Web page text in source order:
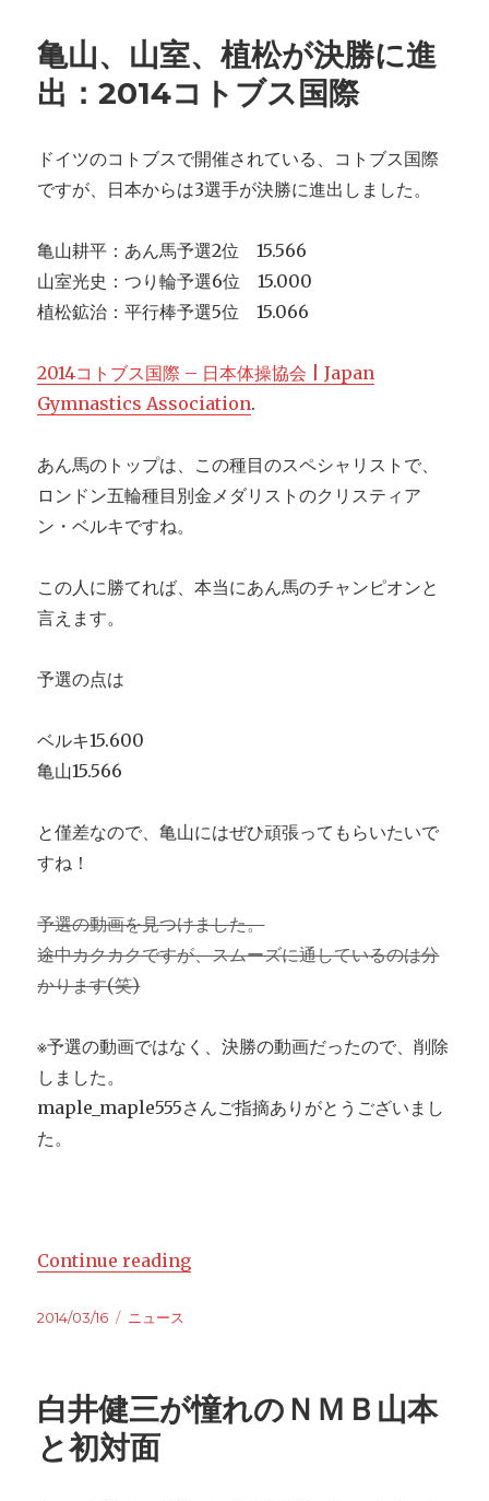
亀山、山室、植松が決勝に進
出：2014コトブス国際
ドイツのコトブスで開催されている、コトブス国際
ですが、日本からは3選手が決勝に進出しました。
亀山耕平：あん馬予選2位 15.566
山室光史：つり輪予選6位 15.000
植松鉱治：平行棒予選5位 15.066
2014コトブス国際 – 日本体操協会 | Japan
Gymnastics Association.
あん馬のトップは、この種目のスペシャリストで、
ロンドン五輪種目別金メダリストのクリスティア
ン・ベルキですね。
この人に勝てれば、本当にあん馬のチャンピオンと
言えます。
予選の点は
ベルキ15.600
亀山15.566
と僅差なので、亀山にはぜひ頑張ってもらいたいで
すね！
予選の動画を見つけました。
途中カクカクですが、スムーズに通しているのは分
かります(笑)
※予選の動画ではなく、決勝の動画だったので、削除
しました。
maple_maple555さんご指摘ありがとうございまし
た。
Continue reading
Posted
2014/03/16 Categories
ニュース
白井健三が憧れのＮＭＢ山本
と初対面